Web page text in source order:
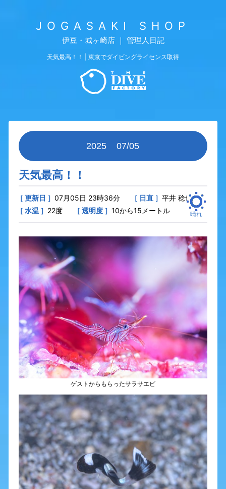
JOGASAKI SHOP
伊豆・城ヶ崎店 ｜ 管理人日記
天気最高！！ | 東京でダイビングライセンス取得
2025 07/05
天気最高！！
［ 更新日 ］ 07月05日 23時36分 ［ 日直 ］ 平井 稔也
［ 水温 ］ 22度 ［ 透明度 ］ 10から15メートル 晴れ
ゲストからもらったサラサエビ